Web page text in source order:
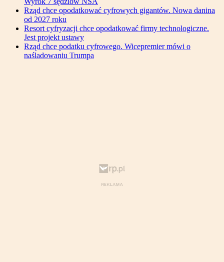
Rząd chce opodatkować cyfrowych gigantów. Nowa danina
od 2027 roku
Resort cyfryzacji chce opodatkować firmy technologiczne.
Jest projekt ustawy
Rząd chce podatku cyfrowego. Wicepremier mówi o
naśladowaniu Trumpa